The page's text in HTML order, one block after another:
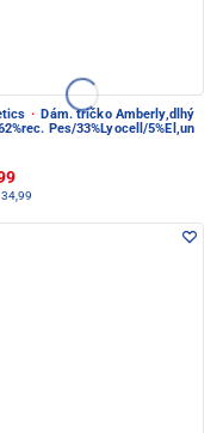
· Dám. tričko Amberly,dlhý
Pes/33%Lyocell/5%El,un